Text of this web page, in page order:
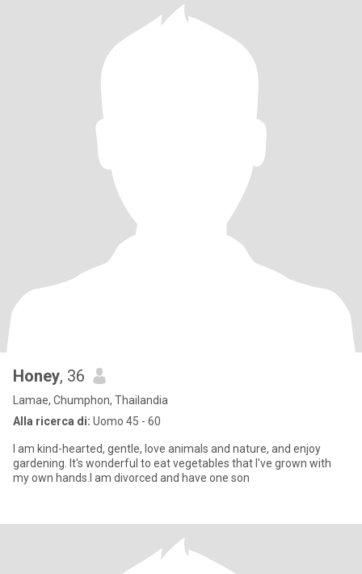
Honey​, 36
Lamae, Chumphon, Thailandia
Alla ricerca di: Uomo 45 - 60
I am kind-hearted, gentle, love animals and nature, and enjoy
gardening. It's wonderful to eat vegetables that I've grown with
my own hands.I am divorced and have one son